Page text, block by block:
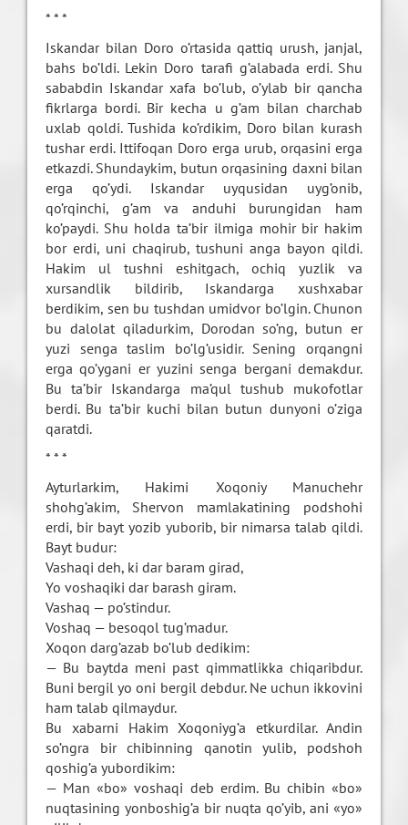
* * *
Iskandar bilan Doro o’rtasida qattiq urush, janjal,
bahs bo’ldi. Lekin Doro tarafi g’alabada erdi. Shu
sababdin Iskandar xafa bo’lub, o’ylab bir qancha
fikrlarga bordi. Bir kecha u g’am bilan charchab
uxlab qoldi. Tushida ko’rdikim, Doro bilan kurash
tushar erdi. Ittifoqan Doro erga urub, orqasini erga
etkazdi. Shundaykim, butun orqasining daxni bilan
erga qo’ydi. Iskandar uyqusidan uyg’onib,
qo’rqinchi, g’am va anduhi burungidan ham
ko’paydi. Shu holda ta’bir ilmiga mohir bir hakim
bor erdi, uni chaqirub, tushuni anga bayon qildi.
Hakim ul tushni eshitgach, ochiq yuzlik va
xursandlik bildirib, Iskandarga xushxabar
berdikim, sen bu tushdan umidvor bo’lgin. Chunon
bu dalolat qiladurkim, Dorodan so’ng, butun er
yuzi senga taslim bo’lg’usidir. Sening orqangni
erga qo’ygani er yuzini senga bergani demakdur.
Bu ta’bir Iskandarga ma’qul tushub mukofotlar
berdi. Bu ta’bir kuchi bilan butun dunyoni o’ziga
qaratdi.
* * *
Ayturlarkim, Hakimi Xoqoniy Manuchehr
shohg’akim, Shervon mamlakatining podshohi
erdi, bir bayt yozib yuborib, bir nimarsa talab qildi.
Bayt budur:
Vashaqi deh, ki dar baram girad,
Yo voshaqiki dar barash giram.
Vashaq — po’stindur.
Voshaq — besoqol tug’madur.
Xoqon darg’azab bo’lub dedikim:
— Bu baytda meni past qimmatlikka chiqaribdur.
Buni bergil yo oni bergil debdur. Ne uchun ikkovini
ham talab qilmaydur.
Bu xabarni Hakim Xoqoniyg’a etkurdilar. Andin
so’ngra bir chibinning qanotin yulib, podshoh
qoshig’a yubordikim:
— Man «bo» voshaqi deb erdim. Bu chibin «bo»
nuqtasining yonboshig’a bir nuqta qo’yib, ani «yo»